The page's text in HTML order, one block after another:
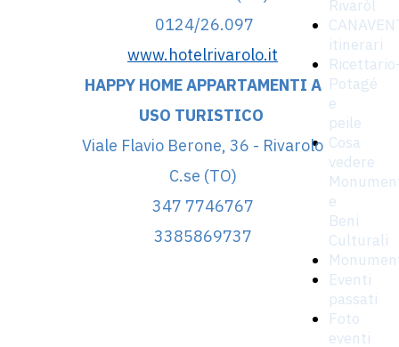
0124/26.097
www.hotelrivarolo.it
HAPPY HOME APPARTAMENTI A
USO TURISTICO
Viale Flavio Berone, 36 - Rivarolo
C.se (TO)
347 7746767
3385869737
Rivaròl
itinerari
Potagé
e
peile
Cosa
vedere
e
Beni
Culturali
Eventi
passati
Foto
eventi